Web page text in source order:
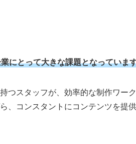
制が整っています。
り高い視聴者の関心を集めること
も、運用代行会社の重要な強みと